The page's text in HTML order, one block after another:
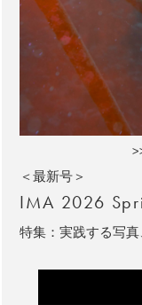
＜最新号＞
IMA 2026
特集：実践する写